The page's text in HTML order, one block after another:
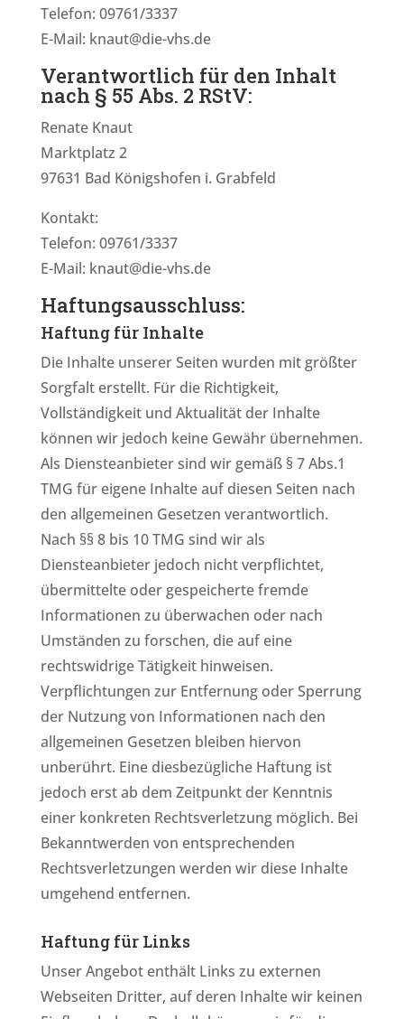
Telefon: 09761/3337
E-Mail: knaut@die-vhs.de
Verantwortlich für den Inhalt
nach § 55 Abs. 2 RStV:
Renate Knaut
Marktplatz 2
97631 Bad Königshofen i. Grabfeld
Kontakt:
Telefon: 09761/3337
E-Mail: knaut@die-vhs.de
Haftungsausschluss:
Haftung für Inhalte
Die Inhalte unserer Seiten wurden mit größter
Sorgfalt erstellt. Für die Richtigkeit,
Vollständigkeit und Aktualität der Inhalte
können wir jedoch keine Gewähr übernehmen.
Als Diensteanbieter sind wir gemäß § 7 Abs.1
TMG für eigene Inhalte auf diesen Seiten nach
den allgemeinen Gesetzen verantwortlich.
Nach §§ 8 bis 10 TMG sind wir als
Diensteanbieter jedoch nicht verpflichtet,
übermittelte oder gespeicherte fremde
Informationen zu überwachen oder nach
Umständen zu forschen, die auf eine
rechtswidrige Tätigkeit hinweisen.
Verpflichtungen zur Entfernung oder Sperrung
der Nutzung von Informationen nach den
allgemeinen Gesetzen bleiben hiervon
unberührt. Eine diesbezügliche Haftung ist
jedoch erst ab dem Zeitpunkt der Kenntnis
einer konkreten Rechtsverletzung möglich. Bei
Bekanntwerden von entsprechenden
Rechtsverletzungen werden wir diese Inhalte
umgehend entfernen.
Haftung für Links
Unser Angebot enthält Links zu externen
Webseiten Dritter, auf deren Inhalte wir keinen